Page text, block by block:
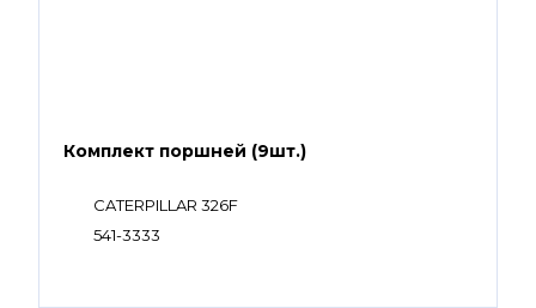
Комплект поршней (9шт.)
CATERPILLAR 326F
541-3333